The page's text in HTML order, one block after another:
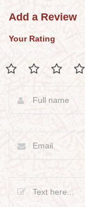
Add a Review
Your Rating